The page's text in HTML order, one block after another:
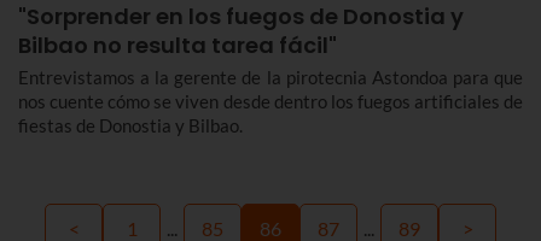
"Sorprender en los fuegos de Donostia y
Bilbao no resulta tarea fácil"
Entrevistamos a la gerente de la pirotecnia Astondoa para que
nos cuente cómo se viven desde dentro los fuegos artificiales de
fiestas de Donostia y Bilbao.
< 1 ... 85 86 87 ... 89 >